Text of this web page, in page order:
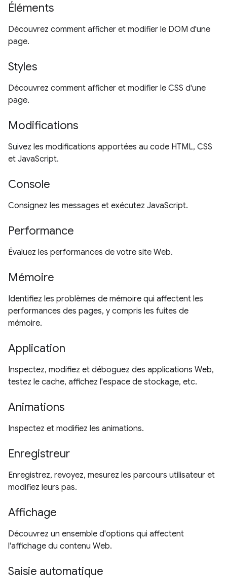
Éléments
Découvrez comment afficher et modifier le DOM d'une
page.
Styles
Découvrez comment afficher et modifier le CSS d'une
page.
Modifications
Suivez les modifications apportées au code HTML, CSS
et JavaScript.
Console
Consignez les messages et exécutez JavaScript.
Performance
Évaluez les performances de votre site Web.
Mémoire
Identifiez les problèmes de mémoire qui affectent les
performances des pages, y compris les fuites de
mémoire.
Application
Inspectez, modifiez et déboguez des applications Web,
testez le cache, affichez l'espace de stockage, etc.
Animations
Inspectez et modifiez les animations.
Enregistreur
Enregistrez, revoyez, mesurez les parcours utilisateur et
modifiez leurs pas.
Affichage
Découvrez un ensemble d'options qui affectent
l'affichage du contenu Web.
Saisie automatique